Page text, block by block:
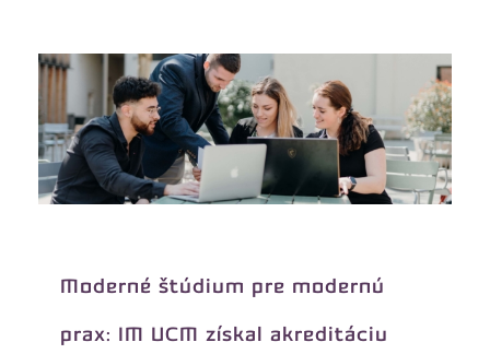
Moderné štúdium pre modernú
prax: IM UCM získal akreditáciu